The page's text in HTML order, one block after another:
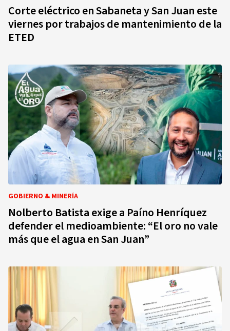
Corte eléctrico en Sabaneta y San Juan este
viernes por trabajos de mantenimiento de la
ETED
GOBIERNO & MINERÍA
Nolberto Batista exige a Paíno Henríquez
defender el medioambiente: “El oro no vale
más que el agua en San Juan”